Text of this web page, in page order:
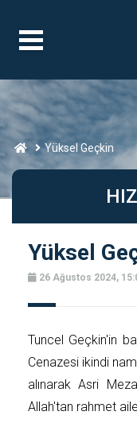
Yüksel Geçkin
Yüksel
26 Ağustos 2024,
Tuncel Geçkin'in
Cenazesi ikindi
alınarak Asri
Allah'tan rahmet